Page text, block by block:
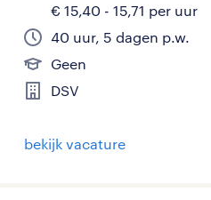
€ 15,40 - 15,71 per uur
40 uur, 5 dagen p.w.
Geen
DSV
bekijk vacature